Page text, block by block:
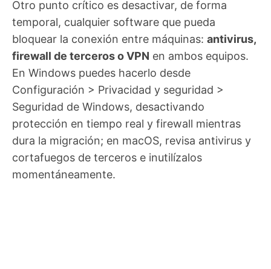
Otro punto crítico es desactivar, de forma
temporal, cualquier software que pueda
bloquear la conexión entre máquinas: antivirus,
firewall de terceros o VPN en ambos equipos.
En Windows puedes hacerlo desde
Configuración > Privacidad y seguridad >
Seguridad de Windows, desactivando
protección en tiempo real y firewall mientras
dura la migración; en macOS, revisa antivirus y
cortafuegos de terceros e inutilízalos
momentáneamente.